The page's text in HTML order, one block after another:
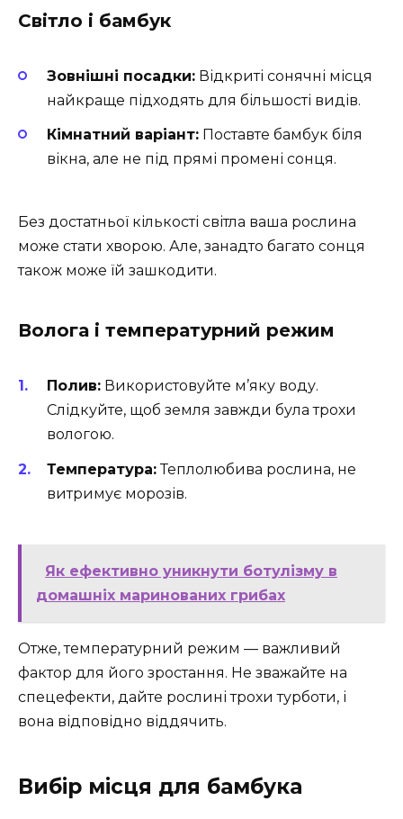
Світло і бамбук
Зовнішні посадки: Відкриті сонячні місця
найкраще підходять для більшості видів.
Кімнатний варіант: Поставте бамбук біля
вікна, але не під прямі промені сонця.
Без достатньої кількості світла ваша рослина
може стати хворою. Але, занадто багато сонця
також може їй зашкодити.
Волога і температурний режим
Полив: Використовуйте м’яку воду.
Слідкуйте, щоб земля завжди була трохи
вологою.
Температура:Теплолюбива рослина, не
витримує морозів.
Як ефективно уникнути ботулізму в
домашніх маринованих грибах
Отже, температурний режим — важливий
фактор для його зростання. Не зважайте на
спецефекти, дайте рослині трохи турботи, і
вона відповідно віддячить.
Вибір місця для бамбука